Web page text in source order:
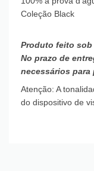
Coleção Black
Produto feito sob
No prazo de
necessários para
Atenção: A
do dispositivo de